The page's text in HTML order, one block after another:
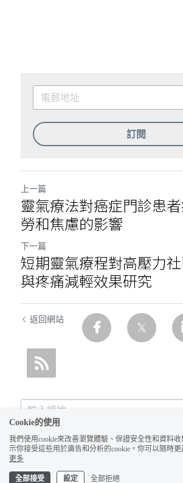
訂閱
上一篇
靈氣療法對癌症門診患
勞和焦慮的影響
下一篇
短期靈氣療程對高壓力
與疼痛減輕效果研究
返回網站
Cookie的使用
我們使用cookie來改善瀏覽體驗、保證安全性和資料
示你接受這些用於廣告和分析的cookie。你可以隨時更
更多
全部接受 設定 全部拒絕